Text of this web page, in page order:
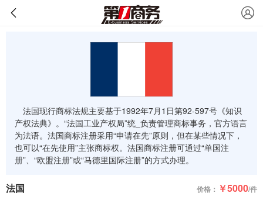
法国现行商标法规主要基于1992年7月1日第92-597号《知识
产权法典》。“法国工业产权局”统_负责管理商标事务，官方语言
为法语。法国商标注册采用“申请在先”原则，但在某些情况下，
也可以“在先使用”主张商标权。法国商标注册可通过“单国注
册”、“欧盟注册”或“马德里国际注册”的方式办理。
法国 价格： ￥5000/件